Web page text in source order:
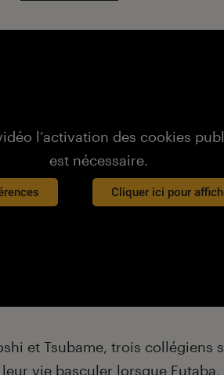
l’activation des cookies
est nécessaire.
Cliquer ici pour
et Tsubame, trois collégiens
vie basculer lorsque